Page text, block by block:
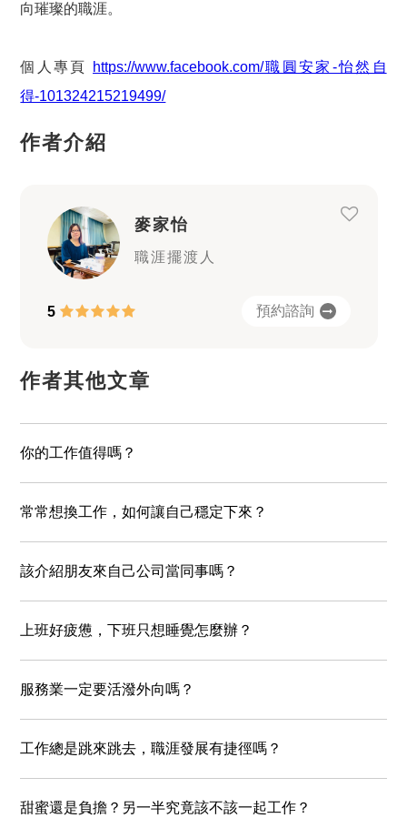
向璀璨的職涯。
個人專頁
https://www.facebook.com/職圓安家-怡然自
得-101324215219499/
作者介紹
麥家怡
職涯擺渡人
5 預約諮詢
作者其他文章
你的工作值得嗎？
常常想換工作，如何讓自己穩定下來？
該介紹朋友來自己公司當同事嗎？
上班好疲憊，下班只想睡覺怎麼辦？
服務業一定要活潑外向嗎？
工作總是跳來跳去，職涯發展有捷徑嗎？
甜蜜還是負擔？另一半究竟該不該一起工作？